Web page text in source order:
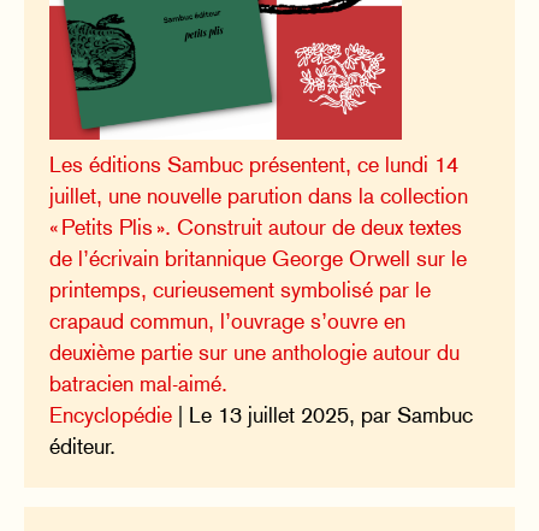
Les éditions Sambuc présentent, ce lundi 14
juillet, une nouvelle parution dans la collection
« Petits Plis ». Construit autour de deux textes
de l’écrivain britannique George Orwell sur le
printemps, curieusement symbolisé par le
crapaud commun, l’ouvrage s’ouvre en
deuxième partie sur une anthologie autour du
batracien mal-aimé.
Encyclopédie | Le 13 juillet 2025, par Sambuc
éditeur.